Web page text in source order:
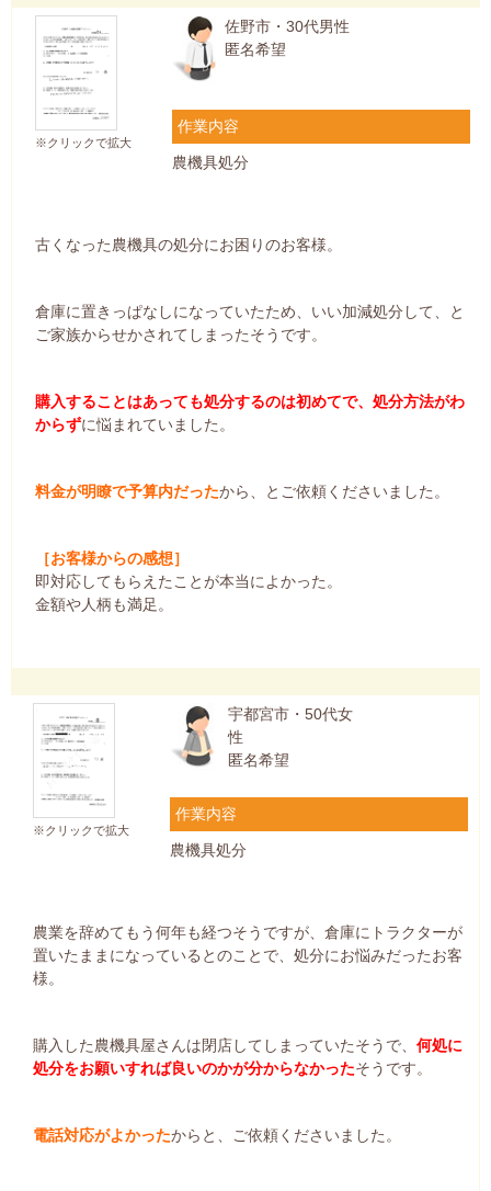
※クリックで拡大
佐野市・30代男性
匿名希望
作業内容
農機具処分
古くなった農機具の処分にお困りのお客様。
倉庫に置きっぱなしになっていたため、いい加減処分して、と
ご家族からせかされてしまったそうです。
購入することはあっても処分するのは初めてで、処分方法がわ
からずに悩まれていました。
料金が明瞭で予算内だったから、とご依頼くださいました。
［お客様からの感想］
即対応してもらえたことが本当によかった。
金額や人柄も満足。
※クリックで拡大
宇都宮市・50代女
性
匿名希望
作業内容
農機具処分
農業を辞めてもう何年も経つそうですが、倉庫にトラクターが
置いたままになっているとのことで、処分にお悩みだったお客
様。
購入した農機具屋さんは閉店してしまっていたそうで、 何処に
処分をお願いすれば良いのかが分からなかったそうです。
電話対応がよかったからと、ご依頼くださいました。